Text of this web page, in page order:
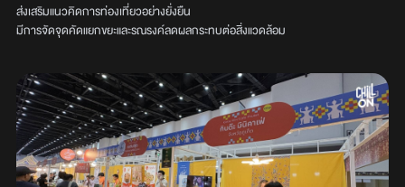
ส่งเสริมแนวคิดการท่องเที่ยวอย่างยั่งยืน
มีการจัดจุดคัดแยกขยะและรณรงค์ลดผลกระทบต่อสิ่งแวดล้อม